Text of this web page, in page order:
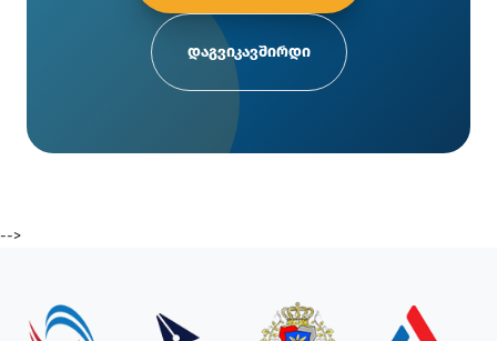
დაგვიკავშირდი
-->